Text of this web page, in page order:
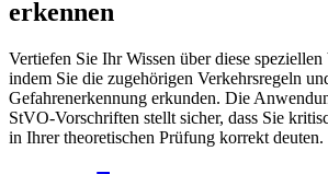
erkennen
Vertiefen Sie Ihr Wissen über diese speziellen
indem Sie die zugehörigen Verkehrsregeln
Gefahrenerkennung erkunden. Die
StVO-Vorschriften stellt sicher, dass Sie
in Ihrer theoretischen Prüfung korrekt deuten.